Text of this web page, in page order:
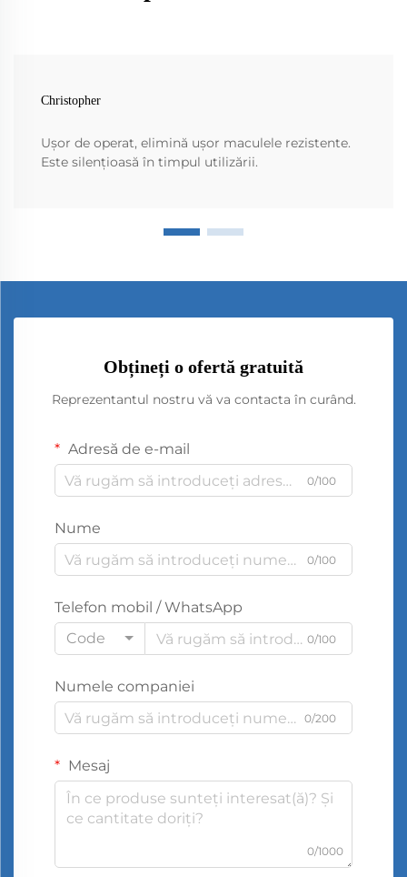
Christopher
Ușor de operat, elimină ușor maculele rezistente.
Este silențioasă în timpul utilizării.
Obțineți o ofertă gratuită
Reprezentantul nostru vă va contacta în curând.
Adresă de e-mail
0/100
Nume
0/100
Telefon mobil / WhatsApp
Code
0/100
Numele companiei
0/200
Mesaj
0/1000